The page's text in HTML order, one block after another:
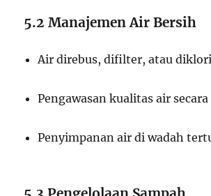
5.2 Manajemen Air Bersih
Air direbus, difilter, atau
Pengawasan kualitas air
Penyimpanan air di wadah